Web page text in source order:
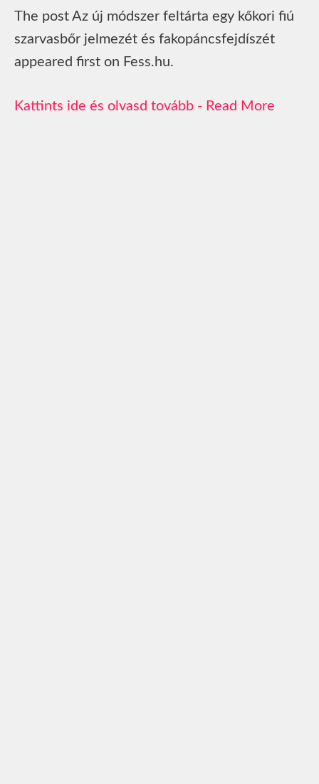
The post Az új módszer feltárta egy kőkori fiú
szarvasbőr jelmezét és fakopáncsfejdíszét
appeared first on Fess.hu.
Read More